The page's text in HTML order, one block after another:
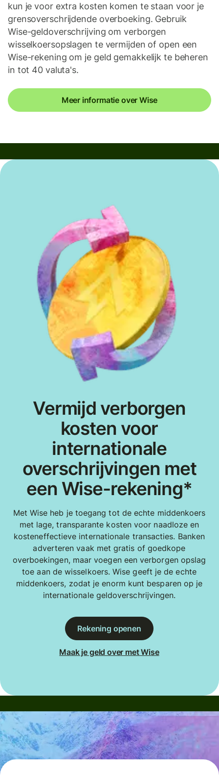
kun je voor extra kosten komen te staan voor je
grensoverschrijdende overboeking. Gebruik
Wise-geldoverschrijving om verborgen
wisselkoersopslagen te vermijden of open een
Wise-rekening om je geld gemakkelijk te beheren
in tot 40 valuta's.
Meer informatie over Wise
Vermijd verborgen
kosten voor
internationale
overschrijvingen met
een Wise-rekening*
Met Wise heb je toegang tot de echte middenkoers
met lage, transparante kosten voor naadloze en
kosteneffectieve internationale transacties. Banken
adverteren vaak met gratis of goedkope
overboekingen, maar voegen een verborgen opslag
toe aan de wisselkoers. Wise geeft je de echte
middenkoers, zodat je enorm kunt besparen op je
internationale geldoverschrijvingen.
Rekening openen
Maak je geld over met Wise